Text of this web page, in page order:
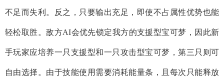
不足而失利。反之，只要输出充足，即使不占属性优势也能
轻松取胜。敌方AI会优先锁定我方的支援型宝可梦，因此新
手玩家应培养一只支援型和一只攻击型宝可梦，第三只则可
自由选择。由于技能使用需要消耗能量条，且每次只能释放